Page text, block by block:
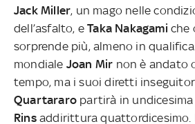
Jack Miller, un mago nelle
dell’asfalto, eTaka Nakagami che
sorprende più, almeno in
mondiale Joan Mir non è andato
tempo, ma i suoi diretti
Quartararo partirà in undicesima
Rins addirittura quattordicesimo.